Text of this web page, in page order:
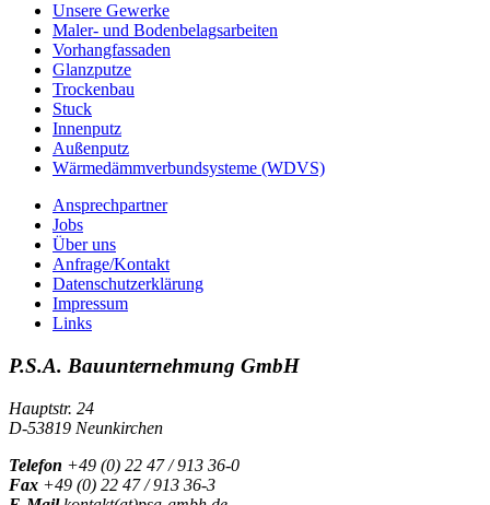
Unsere Gewerke
Maler- und Bodenbelagsarbeiten
Vorhangfassaden
Glanzputze
Trockenbau
Stuck
Innenputz
Außenputz
Wärmedämmverbundsysteme (WDVS)
Ansprechpartner
Jobs
Über uns
Anfrage/Kontakt
Datenschutzerklärung
Impressum
Links
P.S.A. Bauunternehmung GmbH
Hauptstr. 24
D-53819 Neunkirchen
Telefon +49 (0) 22 47 / 913 36-0
Fax +49 (0) 22 47 / 913 36-3